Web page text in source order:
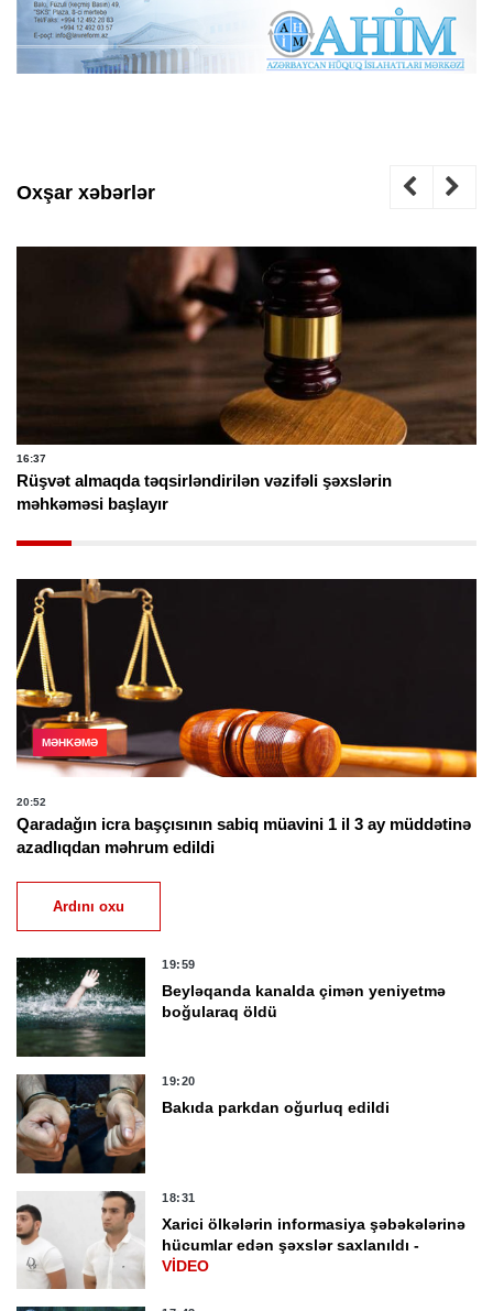
Oxşar xəbərlər
16:37
Rüşvət almaqda təqsirləndirilən vəzifəli şəxslərin
məhkəməsi başlayır
MƏHKƏMƏ
20:52
Qaradağın icra başçısının sabiq müavini 1 il 3 ay müddətinə
azadlıqdan məhrum edildi
Ardını oxu
19:59
Beyləqanda kanalda çimən yeniyetmə
boğularaq öldü
19:20
Bakıda parkdan oğurluq edildi
18:31
Xarici ölkələrin informasiya şəbəkələrinə
hücumlar edən şəxslər saxlanıldı -
VİDEO